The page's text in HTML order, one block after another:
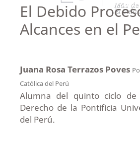
El Debido
Alcances en el
Juana Rosa Terrazos Poves
Católica del Perú
Alumna del quinto ciclo de
Derecho de la Pontificia
del Perú.